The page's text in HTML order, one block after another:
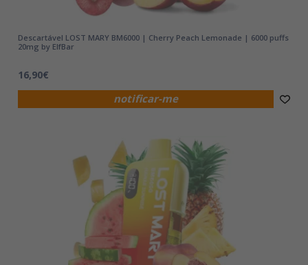
notificar-me
Descartável LOST MARY BM6000 | Cherry Peach Lemonade | 6000 puffs
20mg by ElfBar
16,90€